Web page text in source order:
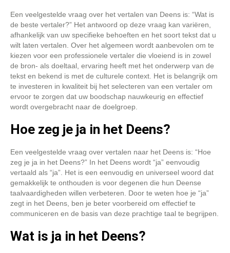
Een veelgestelde vraag over het vertalen van Deens is: “Wat is
de beste vertaler?” Het antwoord op deze vraag kan variëren,
afhankelijk van uw specifieke behoeften en het soort tekst dat u
wilt laten vertalen. Over het algemeen wordt aanbevolen om te
kiezen voor een professionele vertaler die vloeiend is in zowel
de bron- als doeltaal, ervaring heeft met het onderwerp van de
tekst en bekend is met de culturele context. Het is belangrijk om
te investeren in kwaliteit bij het selecteren van een vertaler om
ervoor te zorgen dat uw boodschap nauwkeurig en effectief
wordt overgebracht naar de doelgroep.
Hoe zeg je ja in het Deens?
Een veelgestelde vraag over vertalen naar het Deens is: “Hoe
zeg je ja in het Deens?” In het Deens wordt “ja” eenvoudig
vertaald als “ja”. Het is een eenvoudig en universeel woord dat
gemakkelijk te onthouden is voor degenen die hun Deense
taalvaardigheden willen verbeteren. Door te weten hoe je “ja”
zegt in het Deens, ben je beter voorbereid om effectief te
communiceren en de basis van deze prachtige taal te begrijpen.
Wat is ja in het Deens?